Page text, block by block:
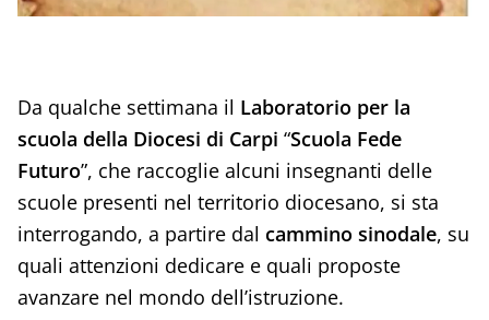
Da qualche settimana il Laboratorio per la
scuola della Diocesi di Carpi “Scuola Fede
Futuro”, che raccoglie alcuni insegnanti delle
scuole presenti nel territorio diocesano, si sta
interrogando, a partire dal cammino sinodale, su
quali attenzioni dedicare e quali proposte
avanzare nel mondo dell’istruzione.